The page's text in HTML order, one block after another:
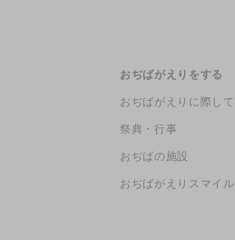
おぢばがえりをする
おぢばがえりに際して
祭典・行事
おぢばの施設
おぢばがえりスマイル